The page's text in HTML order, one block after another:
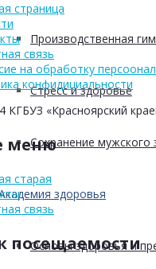
Производственная
Стресс и здоровье
Сохранение мужского
здоровья
Основы здоровья и
страница
связь
на обработку
конфидициальности
КГБУЗ «Красноярский
меню
старая
связь
посещаемости